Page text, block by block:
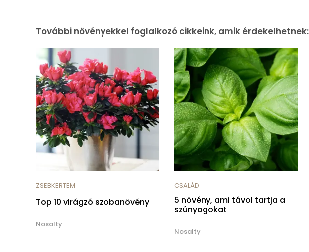
További növényekkel foglalkozó cikkeink, amik érdekelhetnek:
ZSEBKERTEM
Top 10 virágzó szobanövény
Nosalty
CSALÁD
5 növény, ami távol tartja a
szúnyogokat
Nosalty